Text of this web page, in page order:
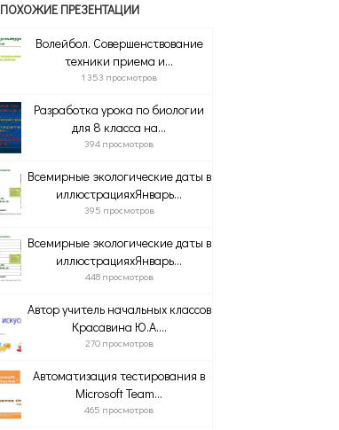
ПОХОЖИЕ ПРЕЗЕНТАЦИИ
Волейбол. Совершенствование
техники приема и...
1 353 просмотров
Разработка урока по биологии
для 8 класса на...
394 просмотров
Всемирные экологические даты в
иллюстрацияхЯнварь...
395 просмотров
Всемирные экологические даты в
иллюстрацияхЯнварь...
448 просмотров
Автор учитель начальных классов
Красавина Ю.А....
270 просмотров
Автоматизация тестирования в
Microsoft Team...
465 просмотров